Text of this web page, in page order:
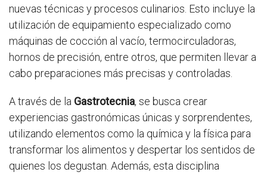
nuevas técnicas y procesos culinarios. Esto incluye la
utilización de equipamiento especializado como
máquinas de cocción al vacío, termocirculadoras,
hornos de precisión, entre otros, que permiten llevar a
cabo preparaciones más precisas y controladas.
A través de la Gastrotecnia, se busca crear
experiencias gastronómicas únicas y sorprendentes,
utilizando elementos como la química y la física para
transformar los alimentos y despertar los sentidos de
quienes los degustan. Además, esta disciplina